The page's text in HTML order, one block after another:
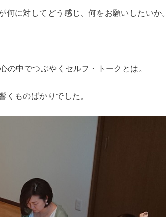
に対してどう感じ、何をお願いしたいか。
中でつぶやくセルフ・トークとは。
くものばかりでした。